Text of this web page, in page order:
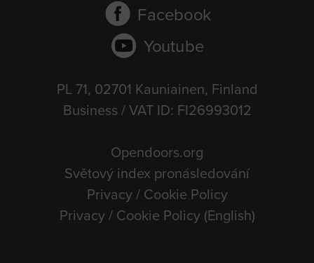
Facebook
Youtube
PL 71, 02701 Kauniainen, Finland
Business / VAT ID: FI26993012
Opendoors.org
Světový index pronásledování
Privacy / Cookie Policy
Privacy / Cookie Policy (English)